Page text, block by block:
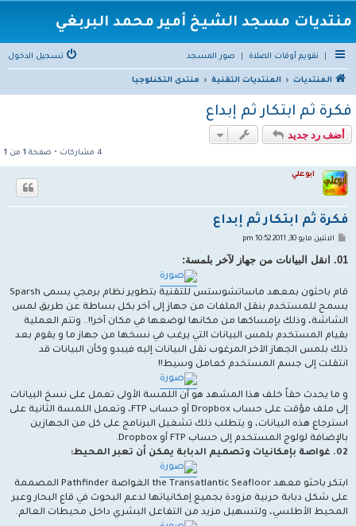
منتديات مسجد الشيخ أمير محمد البربغي
تقويم أوقات الصلاة صور المسجد تسجيل الدخول
المنتديات المنتديات التقنية منتدى التكنلوجيا
فكرة ثم ابتكار ثم إبداع
أضف رد جديد
4 مشاركات • صفحة 1 من 1
أبوعلي
فكرة ثم ابتكار ثم إبداع
م
ا
ر
الاثنين مايو 30, 2011 10:52 pm
01. انقل البيانات من جهاز لآخر بلمسة:
قام باحثون بمعهد ماساتشوستس للتقنية بتطوير نظام برمجي يسمى Sparsh
يسمح للمستخدم بنقل الملفات من جهاز إلى آخر بكل بساطة عن طريق لمس
الشاشة، وذلك بإمساكها من مكانها لوضعها في مكان آخر!!.. وتتم العملية
بقيام المستخدم بلمس البيانات التي يرغب في نسخها من جهاز ما و يقوم بعد
ذلك بلمس الجهاز الآخر المرغوب نقل البيانات إليه فيبدو وكأن البيانات قد
انتقلت إلى جسم المستخدم كعامل وسيط!!
و ما يحدث حقاً خلف هذا المشهد هو أن اللمسة الأولى تعمل على نسخ البيانات
إلى ملف مؤقت على حساب Dropbox أو حساب FTP، وتعمل اللمسة الثانية على
استرجاع هذه البيانات، و يتطلب ذلك تشغيل البرنامج على كل من الجهازين
بالإضافة لولوج المستخدم إلى حساب FTP أو Dropbox.
02. غواصة بإمكانيات وتصميم الدبابة يمكن أن تعبر المحيط:
ابتكر باحثو معهد the Transatlantic Seafloor الغواصة Pathfinder المصممة
على شكل دبابة حربية مزودة بجميع إمكانياتها لدعم البحوث في قاع البحار وعبر
المحيط الأطلسي، ولتسهيل مزيد من التفاعل البشري داخل محيطات العالم.